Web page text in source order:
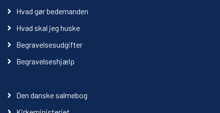
Hvad gør bedemanden
Hvad skal jeg huske
Begravelsesudgifter
Begravelseshjælp
Den danske salmebog